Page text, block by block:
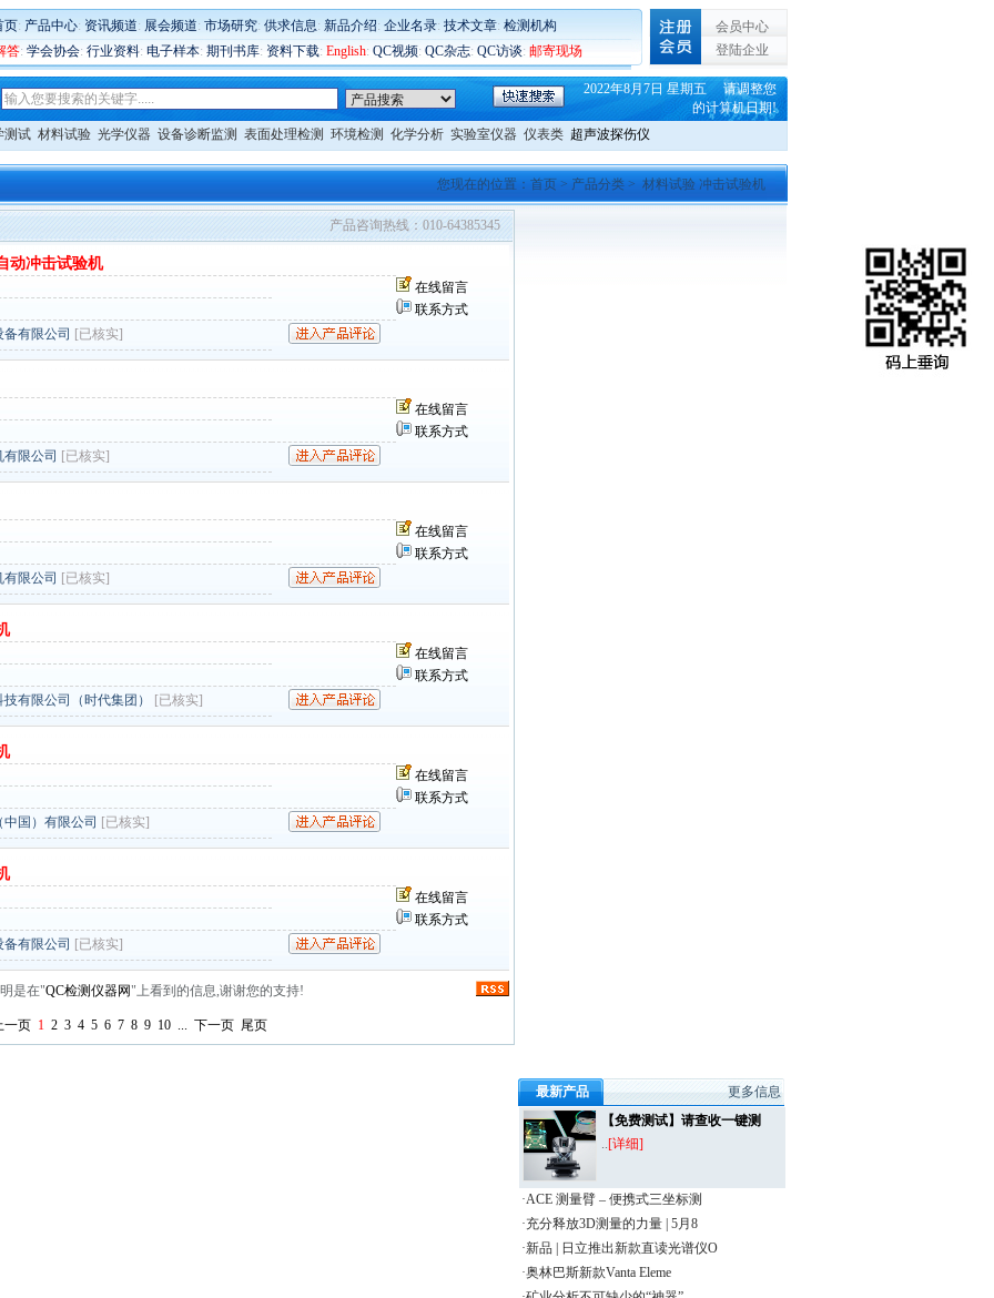
页: 产品中心: 资讯频道: 展会频道: 市场研究: 供求信息: 新品介绍: 企业名录: 技术文章: 检测机构
答: 学会协会: 行业资料: 电子样本: 期刊书库: 资料下载: English: QC视频: QC杂志: QC访谈: 邮寄现场
会员中心
登陆企业
2022年8月7日 星期五 请调整您
的计算机日期!
测试 材料试验 光学仪器 设备诊断监测 表面处理检测 环境检测 化学分析 实验室仪器 仪表类 超声波探伤仪
您现在的位置： 首页 > 产品分类 > 材料试验 冲击试验机
产品咨询热线：010-64385345
动冲击试验机
在线留言
联系方式
有限公司 [已核实]
在线留言
联系方式
限公司 [已核实]
在线留言
联系方式
限公司 [已核实]
在线留言
联系方式
有限公司（时代集团）
[已核实]
在线留言
联系方式
国）有限公司 [已核实]
在线留言
联系方式
有限公司 [已核实]
是在"QC检测仪器网"上看到的信息,谢谢您的支持!
一页 1 2 3 4 5 6 7 8 9 10 ... 下一页 尾页
最新产品
更多信息
【免费测试】请查收一键测
..[详细]
·ACE 测量臂 – 便携式三坐标测
·充分释放3D测量的力量 | 5月8
·新品 | 日立推出新款直读光谱仪O
·奥林巴斯新款Vanta Eleme